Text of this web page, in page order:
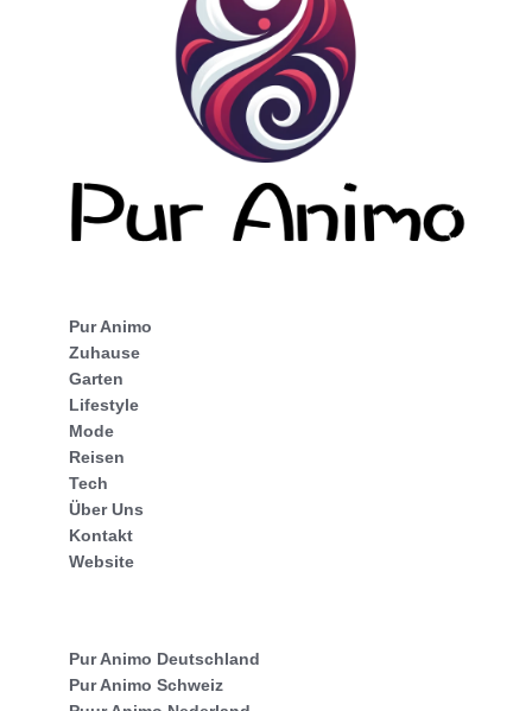
Pur Animo
Zuhause
Garten
Lifestyle
Mode
Reisen
Tech
Über Uns
Kontakt
Website
Pur Animo Deutschland
Pur Animo Schweiz